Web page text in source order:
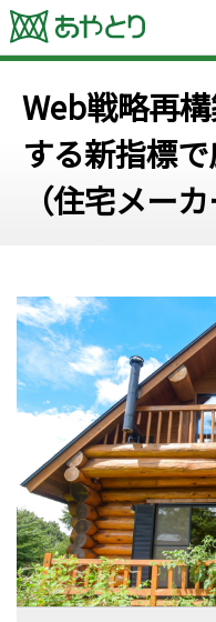
Web戦略再
する新指標
（住宅メーカ